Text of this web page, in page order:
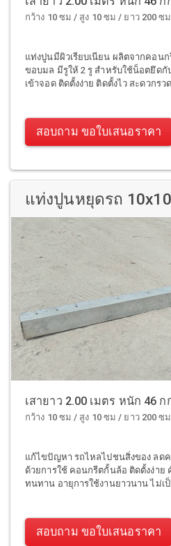
กว้าง 10 ซม / สูง 10 ซม / ยาว 200 ซม
แท่งปูนมีผิวเรียบเนียน ผลิตจากคอน
ขอบมล มีรูให้ 2 รู สำหรับใช้น็อตยึด
เข้าจอด ติดตั้งง่าย ติดตั้งไว สะดวกรวด
สอบถาม ขอใบเสนอราคา
แท่งปูนหยุดรถ 10x10
เสายาว 2.00 เมตร หนัก 46 ก
กว้าง 10 ซม / สูง 10 ซม / ยาว 200 ซม
แก้ไขปัญหา รถไหลไปชนสิ่งของ ลด
ด้วยการใช้ คอนกรีตกั้นล้อ ติดตั้งง่าย
ทนทาน อายุการใช้งานยาวนาน ไม่เ
สอบถาม ขอใบเสนอราคา